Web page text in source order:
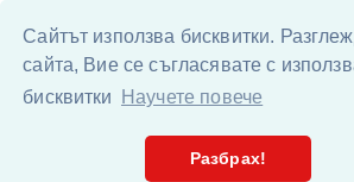
Сайтът използва бисквитки.
сайта, Вие се съгласявате с
бисквитки
Научете повече
Разбрах!